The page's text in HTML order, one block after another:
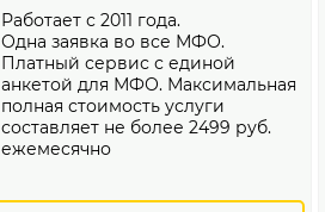
Работает с 2011 года.
Одна заявка во все МФО.
Платный сервис с единой
анкетой для МФО. Максимальная
полная стоимость услуги
составляет не более 2499 руб.
ежемесячно